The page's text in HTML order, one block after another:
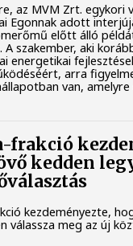
az MVM Zrt. egykori
Egonnak adott
előtt álló
A szakember, aki
energetikai
arra
van,
frakció
kedden
kezdeményezte,
válassza meg az új